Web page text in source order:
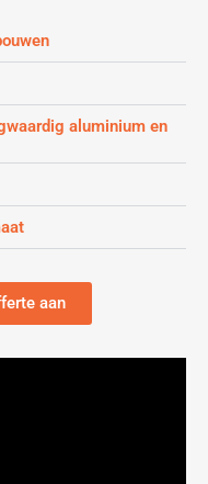
aluminium en
aan